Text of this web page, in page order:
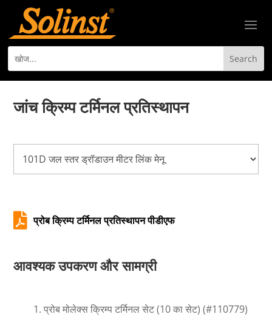
जांच क्रिम्प टर्मिनल प्रतिस्थापन
 प्रोब क्रिम्प टर्मिनल प्रतिस्थापन पीडीएफ
आवश्यक उपकरण और सामग्री
प्रोब मोलेक्स क्रिम्प टर्मिनल सेट (10 का सेट) (#110779)